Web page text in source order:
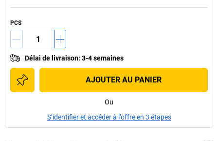
PCS
Délai de livraison: 3-4 semaines
AJOUTER AU PANIER
Ou
S’identifier et accéder à l’offre en 3 étapes